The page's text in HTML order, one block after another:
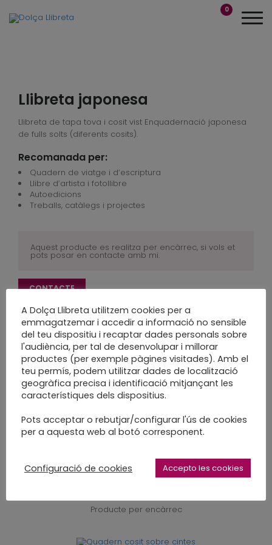
0
Llibreta japonesa
Llibreta de tapa tova i cosit vist Enquadernació japonesa
de fulls solts (diferents cosits).
Recomanada per:
Quadern de viatge i d’escriptura
Llibre d’artista i fotollibre
Autoedicions
Treballs, catàlegs i projectes
Aquest producte es realitza per encàrrec, si vols et
pots posar en contacte amb mi.
CONTACTE
Categoria:Mostrari d'Enquadernacions
Productes relacionats
Llibreta l’americana
Producte per encàrrec
A Dolça Llibreta utilitzem cookies per a
emmagatzemar i accedir a informació no sensible
del teu dispositiu i recaptar dades personals sobre
l'audiència, per tal de desenvolupar i millorar
productes (per exemple pàgines visitades). Amb el
teu permís, podem utilitzar dades de localització
geogràfica precisa i identificació mitjançant les
característiques dels dispositius.
Pots acceptar o rebutjar/configurar l'ús de cookies
per a aquesta web al botó corresponent.
Configuració de cookies Accepto les cookies